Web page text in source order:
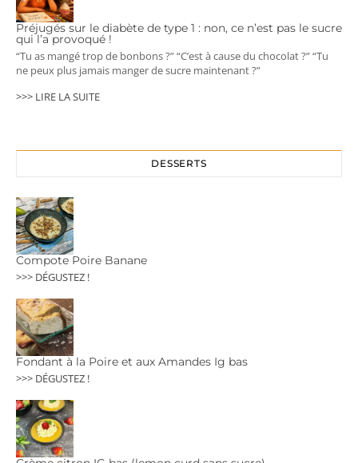
Préjugés sur le diabète de type 1 : non, ce n’est pas le sucre
qui l’a provoqué !
“Tu as mangé trop de bonbons ?” “C’est à cause du chocolat ?” “Tu
ne peux plus jamais manger de sucre maintenant ?”
>>> LIRE LA SUITE
DESSERTS
Compote Poire Banane
>>> DÉGUSTEZ !
Fondant à la Poire et aux Amandes Ig bas
>>> DÉGUSTEZ !